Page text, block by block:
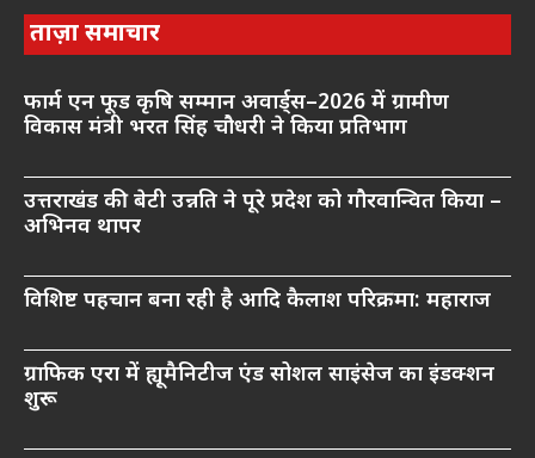
ताज़ा समाचार
फार्म एन फूड कृषि सम्मान अवार्ड्स–2026 में ग्रामीण
विकास मंत्री भरत सिंह चौधरी ने किया प्रतिभाग
उत्तराखंड की बेटी उन्नति ने पूरे प्रदेश को गौरवान्वित किया –
अभिनव थापर
विशिष्ट पहचान बना रही है आदि कैलाश परिक्रमा: महाराज
ग्राफिक एरा में ह्यूमैनिटीज एंड सोशल साइंसेज का इंडक्शन
शुरू